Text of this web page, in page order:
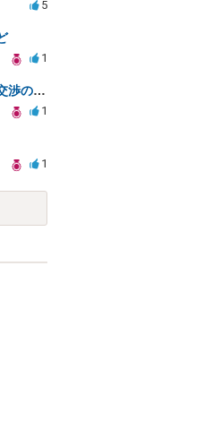
5
1
不倫の慰謝料請求に対する減額交渉の可能性と対策
1
1